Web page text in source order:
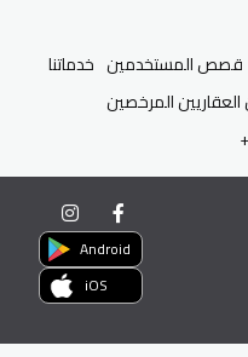
قصص المستخدمين خدماتنا
المرخصين
Android
iOS